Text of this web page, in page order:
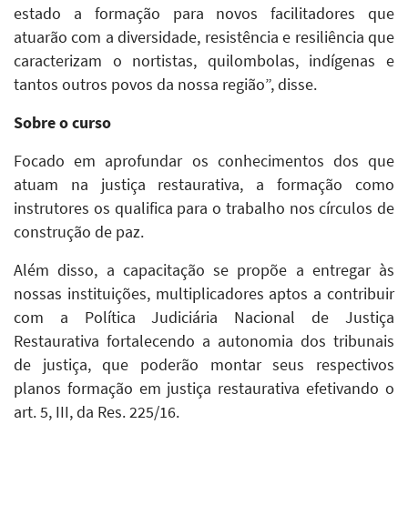
estado a formação para novos facilitadores que
atuarão com a diversidade, resistência e resiliência que
caracterizam o nortistas, quilombolas, indígenas e
tantos outros povos da nossa região”, disse.
Sobre o curso
Focado em aprofundar os conhecimentos dos que
atuam na justiça restaurativa, a formação como
instrutores os qualifica para o trabalho nos círculos de
construção de paz.
Além disso, a capacitação se propõe a entregar às
nossas instituições, multiplicadores aptos a contribuir
com a Política Judiciária Nacional de Justiça
Restaurativa fortalecendo a autonomia dos tribunais
de justiça, que poderão montar seus respectivos
planos formação em justiça restaurativa efetivando o
art. 5, III, da Res. 225/16.